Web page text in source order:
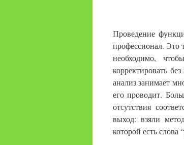
Проведение
профессионал. Это
необходимо,
корректировать
анализ занимает
его проводит.
отсутствия
выход: взяли
которой есть